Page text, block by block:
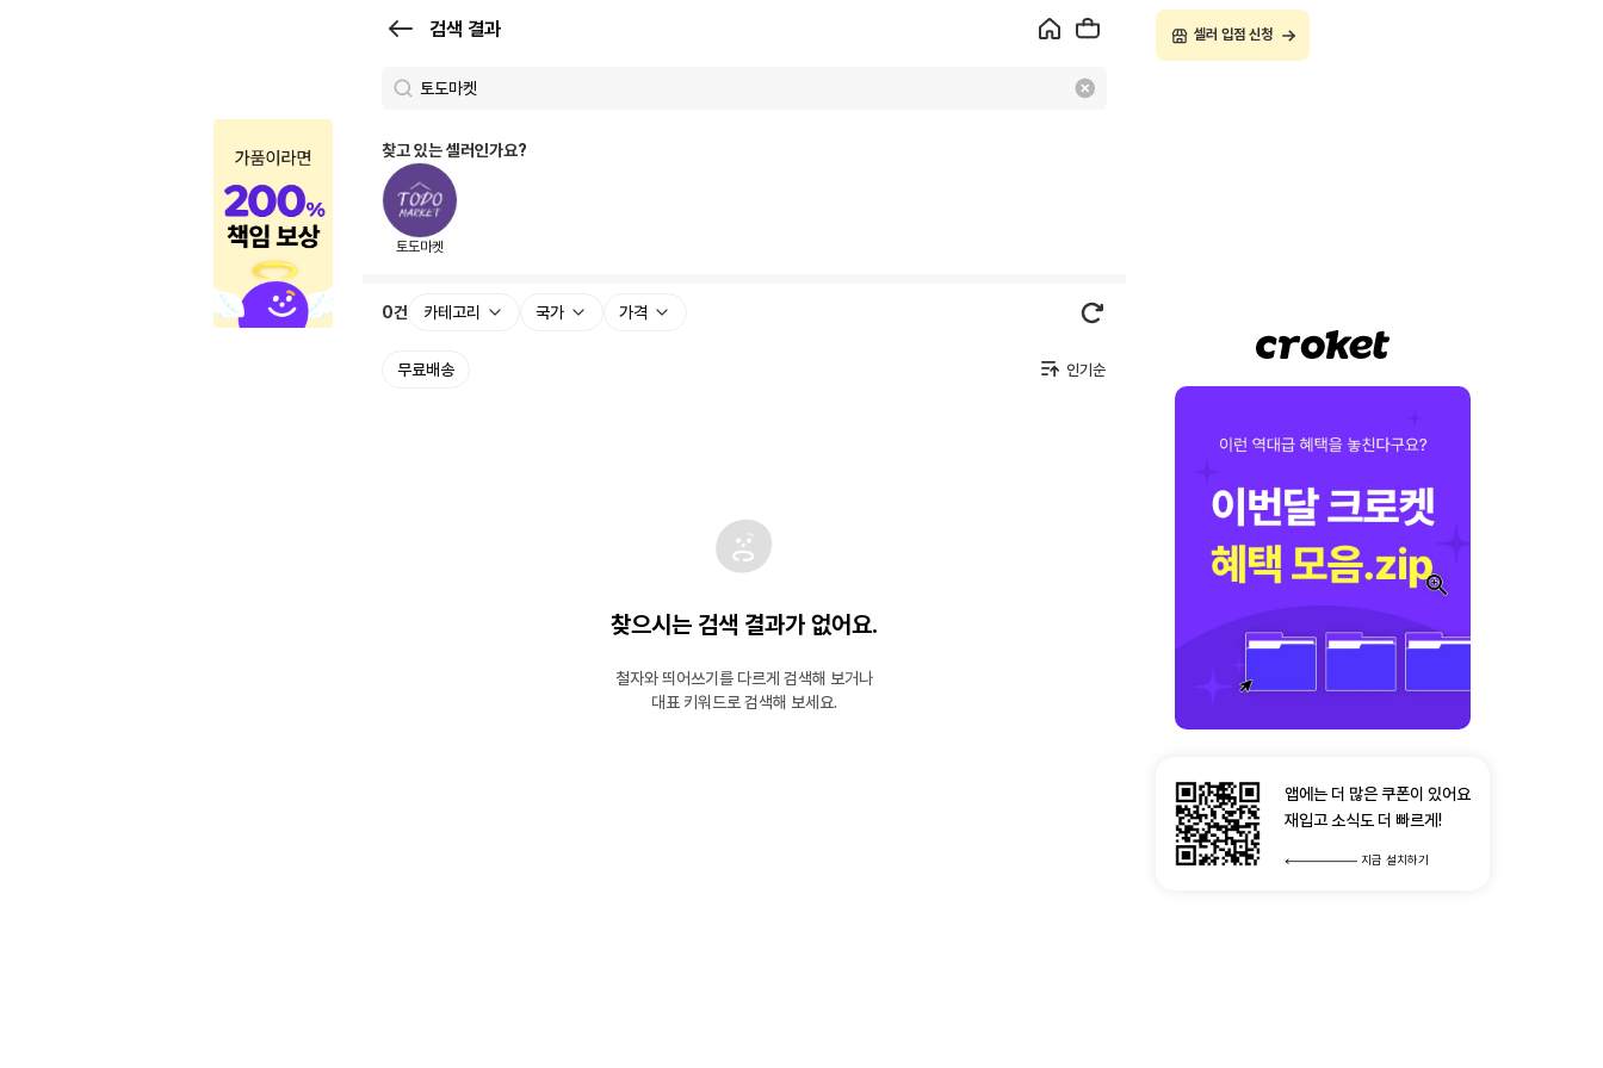
검색 결과
과
크
켓
찾고 있는 셀러인가요?
토도마켓
0건 카테고리 국가 가격
무료배송
찾으시는 검색 결과가 없어요.
철자와 띄어쓰기를 다르게 검색해 보거나
대표 키워드로 검색해 보세요.
셀러 입점 신청
앱에는 더 많은 쿠폰이 있어요
재입고 소식도 더 빠르게!
지금 설치하기